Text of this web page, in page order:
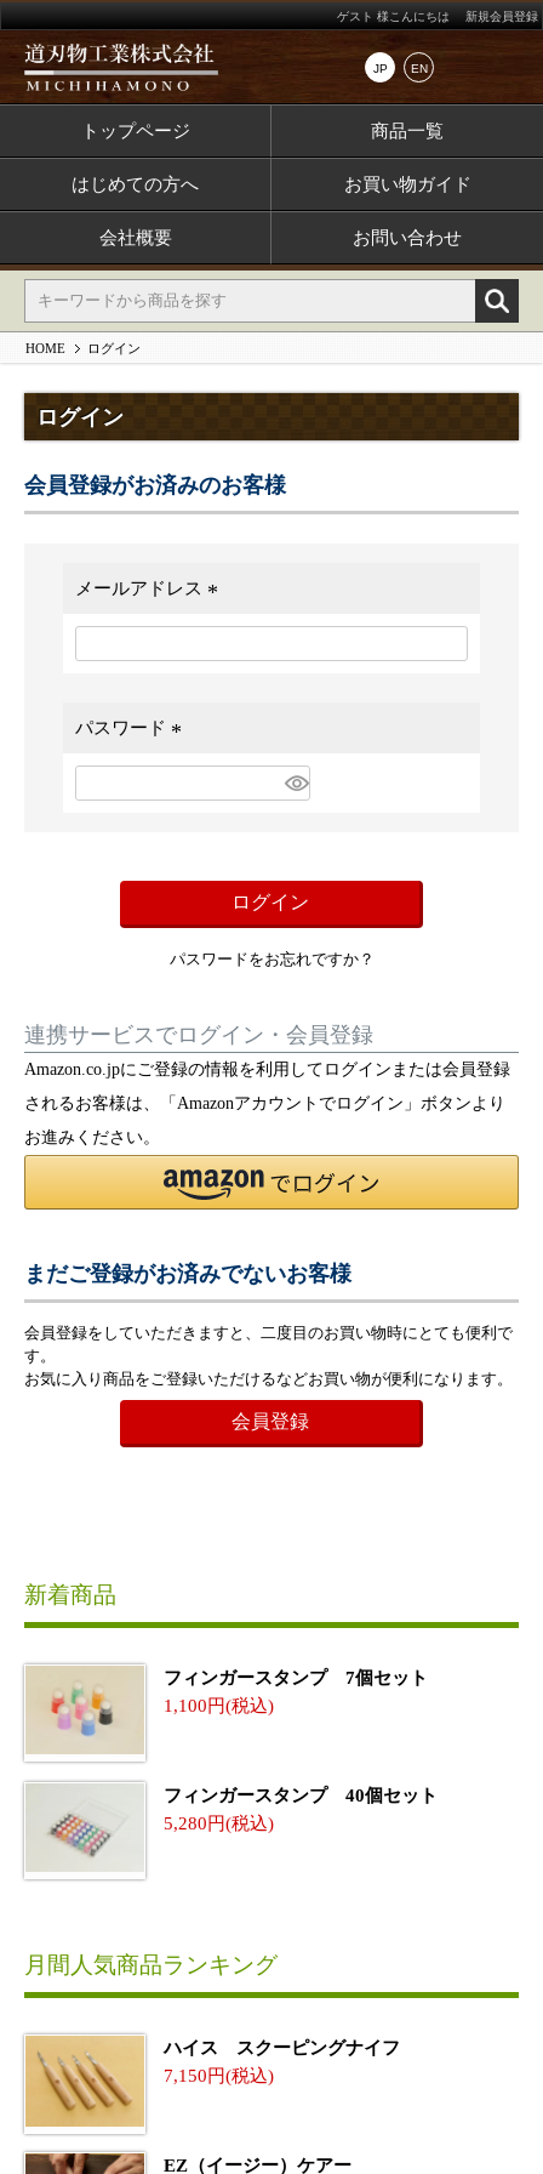
JP EN
ゲスト 様こんにちは 新規会員登録
トップページ 商品一覧
はじめての方へ お買い物ガイド
会社概要 お問い合わせ
HOME ログイン
ログイン
会員登録がお済みのお客様
メールアドレス
(
パスワード
(
ログイン
パスワードをお忘れですか？
連携サービスでログイン・会員登録
Amazon.co.jpにご登録の情報を利用してログインまたは会員登録
されるお客様は、「Amazonアカウントでログイン」ボタンより
お進みください。
まだご登録がお済みでないお客様
会員登録をしていただきますと、二度目のお買い物時にとても便利で
す。
お気に入り商品をご登録いただけるなどお買い物が便利になります。
会員登録
新着商品
フィンガースタンプ 7個セット
1,100
フィンガースタンプ 40個セット
5,280
月間人気商品ランキング
ハイス スクーピングナイフ
7,150
EZ（イージー）ケアー